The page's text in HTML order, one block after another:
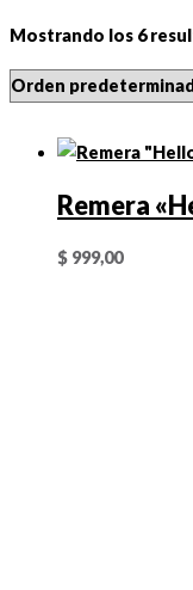
Mostrando los 6
Remera
$ 999,00